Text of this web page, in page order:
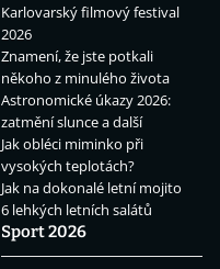
Karlovarský filmový festival
2026
Znamení, že jste potkali
někoho z minulého života
Astronomické úkazy 2026:
zatmění slunce a další
Jak obléci miminko při
vysokých teplotách?
Jak na dokonalé letní mojito
6 lehkých letních salátů
Sport 2026